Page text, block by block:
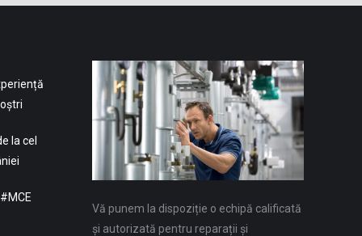
la cel
Vă punem la dispoziție o echipă calificată
și autorizată pentru reparații și